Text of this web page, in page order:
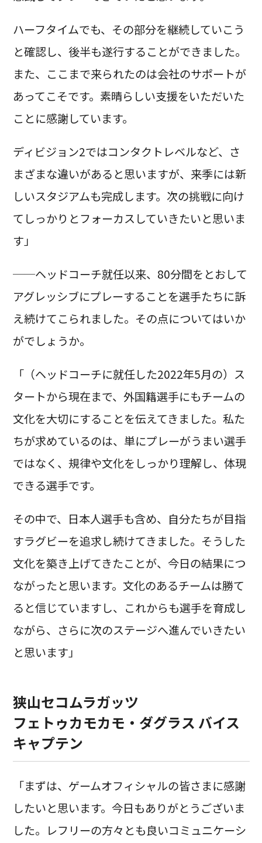
ハーフタイムでも、その部分を継続していこう
と確認し、後半も遂行することができました。
また、ここまで来られたのは会社のサポートが
あってこそです。素晴らしい支援をいただいた
ことに感謝しています。
ディビジョン2ではコンタクトレベルなど、さ
まざまな違いがあると思いますが、来季には新
しいスタジアムも完成します。次の挑戦に向け
てしっかりとフォーカスしていきたいと思いま
す」
──ヘッドコーチ就任以来、80分間をとおして
アグレッシブにプレーすることを選手たちに訴
え続けてこられました。その点についてはいか
がでしょうか。
「（ヘッドコーチに就任した2022年5月の）ス
タートから現在まで、外国籍選手にもチームの
文化を大切にすることを伝えてきました。私た
ちが求めているのは、単にプレーがうまい選手
ではなく、規律や文化をしっかり理解し、体現
できる選手です。
その中で、日本人選手も含め、自分たちが目指
すラグビーを追求し続けてきました。そうした
文化を築き上げてきたことが、今日の結果につ
ながったと思います。文化のあるチームは勝て
ると信じていますし、これからも選手を育成し
ながら、さらに次のステージへ進んでいきたい
と思います」
狭山セコムラガッツ
フェトゥカモカモ・ダグラス バイス
キャプテン
「まずは、ゲームオフィシャルの皆さまに感謝
したいと思います。今日もありがとうございま
した。レフリーの方々とも良いコミュニケーシ